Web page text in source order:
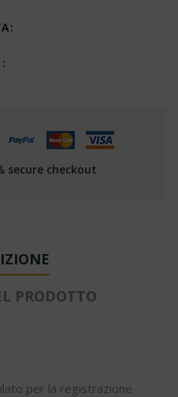
secure checkout
PRODOTTO
per la registrazione